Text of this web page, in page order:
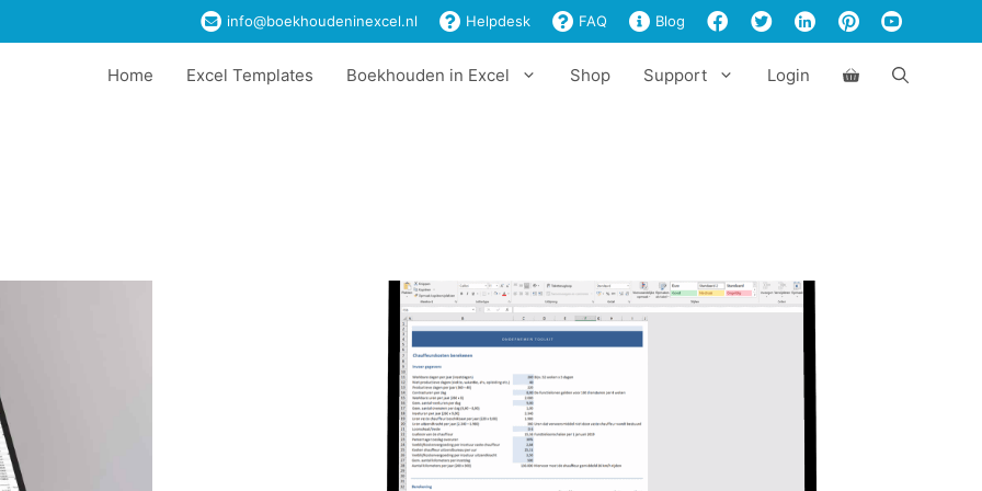
info@boekhoudeninexcel.nl Helpdesk FAQ Blog
Home Excel Templates Boekhouden in Excel Shop Support Login